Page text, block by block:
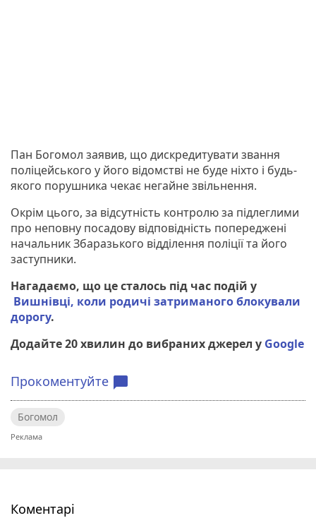
Пан Богомол заявив, що дискредитувати звання
поліцейського у його відомстві не буде ніхто і будь-
якого порушника чекає негайне звільнення.
Окрім цього, за відсутність контролю за підлеглими
про неповну посадову відповідність попереджені
начальник Збаразького відділення поліції та його
заступники.
Нагадаємо, що це сталось під час подій у
Вишнівці, коли родичі затриманого блокували
дорогу.
Додайте 20 хвилин до вибраних джерел у Google
Прокоментуйте chat_bubble
Богомол
Коментарі